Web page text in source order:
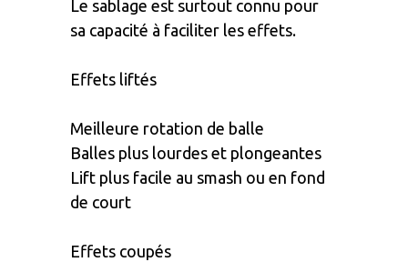
Le sablage est surtout connu pour
sa capacité à faciliter les effets.
Effets liftés
Meilleure rotation de balle
Balles plus lourdes et plongeantes
Lift plus facile au smash ou en fond
de court
Effets coupés